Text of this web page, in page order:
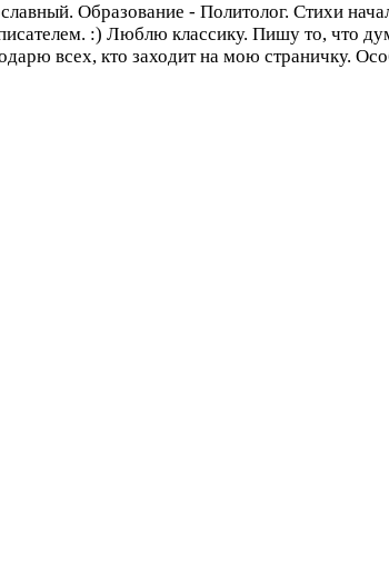
Образование - Политолог. Стихи
:) Люблю классику. Пишу то, что
всех, кто заходит на мою страничку.